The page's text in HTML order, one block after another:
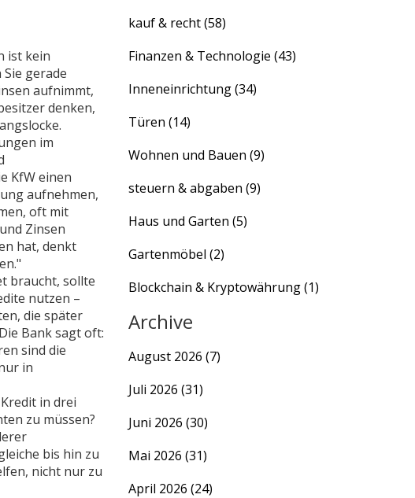
ist kein
gerade
aufnimmt,
denken,
im
KfW einen
aufnehmen,
oft mit
Zinsen
hat, denkt
braucht, sollte
nutzen –
die später
Bank sagt oft:
sind die
in
in drei
zu müssen?
bis hin zu
nicht nur zu
kauf & recht(58)
Finanzen & Technologie (43)
Inneneinrichtung(34)
Türen (14)
Wohnen und Bauen (9)
steuern & abgaben (9)
Haus und Garten (5)
Gartenmöbel (2)
Blockchain & Kryptowährung(1)
Archive
August 2026 (7)
Juli 2026 (31)
Juni 2026 (30)
Mai 2026 (31)
April 2026 (24)